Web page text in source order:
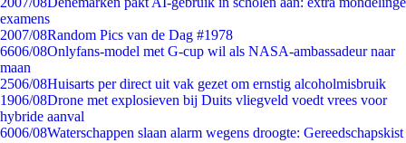
examens
2007/08Random Pics van de Dag #1978
6606/08Onlyfans-model met G-cup wil als NASA-ambassadeur naar
maan
2506/08Huisarts per direct uit vak gezet om ernstig alcoholmisbruik
1906/08Drone met explosieven bij Duits vliegveld voedt vrees voor
hybride aanval
6006/08Waterschappen slaan alarm wegens droogte: Gereedschapskist